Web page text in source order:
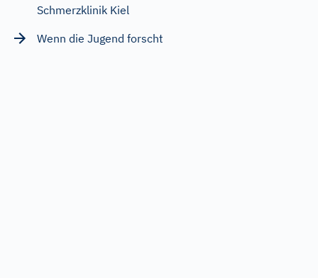
Schmerzklinik Kiel
Wenn die Jugend forscht